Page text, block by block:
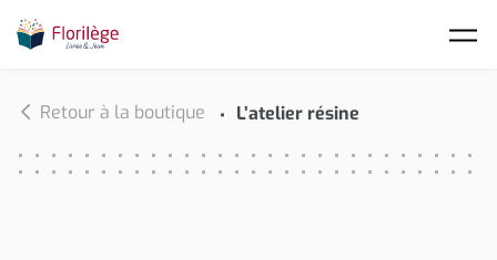
Retour à la boutique L’atelier résine